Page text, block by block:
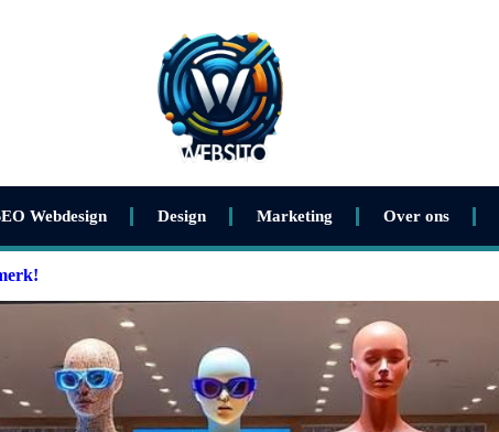
Webdesign Design Marketing Over ons